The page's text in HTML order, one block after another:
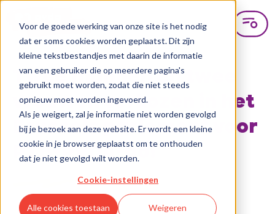
Voor de goede werking van onze site is het nodig
dat er soms cookies worden geplaatst. Dit zijn
kleine tekstbestandjes met daarin de informatie
van een gebruiker die op meerdere pagina's
gebruikt moet worden, zodat die niet steeds
opnieuw moet worden ingevoerd.
Als je weigert, zal je informatie niet worden gevolgd
bij je bezoek aan deze website. Er wordt een kleine
cookie in je browser geplaatst om te onthouden
dat je niet gevolgd wilt worden.
Cookie-instellingen
Alle cookies toestaan Weigeren
Twee mannen en twee
vrouwen verkozen in het
Brussels parlement voor
PTB•PVDA-go!